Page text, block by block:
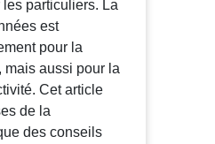
particuliers. La
est
pour la
aussi pour la
Cet article
de la
des conseils